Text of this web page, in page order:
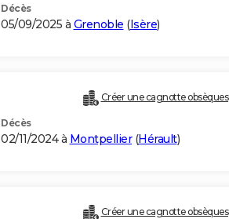
Décès
05/09/2025 à Grenoble (Isère)
Créer une cagnotte obsèques
Décès
02/11/2024 à Montpellier(Hérault)
Créer une cagnotte obsèques